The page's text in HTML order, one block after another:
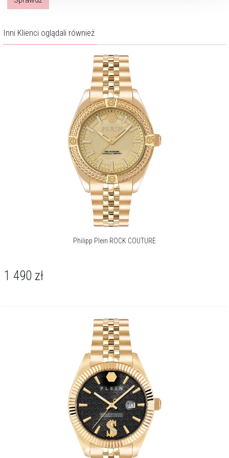
Inni Klienci oglądali również
Philipp Plein ROCK COUTURE
1 490 zł